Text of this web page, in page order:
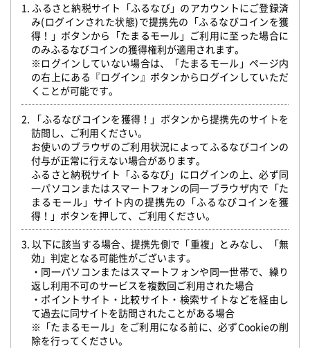
1. ふるさと納税サイト「ふるなび」のアカウントにご登録済
み(ログインされた状態)で提携先の「ふるなびコインを獲
得！」ボタンから「たまるモール」ご利用に至った場合に
のみふるなびコインの獲得権利が適用されます。
※ログインしていない場合は、「たまるモール」ページ内
の右上にある『ログイン』ボタンからログインしていただ
くことが可能です。
2. 「ふるなびコインを獲得！」ボタンから提携先のサイトを
訪問し、ご利用ください。
お使いのブラウザのご利用状況によってふるなびコインの
付与が正常に行えない場合があります。
ふるさと納税サイト「ふるなび」にログインの上、必ず同
一パソコンまたはスマートフォンの同一ブラウザ内で「た
まるモール」サイト内の提携先の「ふるなびコインを獲
得！」ボタンを押して、ご利用ください。
3. 以下に該当する場合、提携先側で「重複」とみなし、「無
効」判定となる可能性がございます。
・同一パソコンまたはスマートフォンや同一世帯で、繰り
返し利用不可のサービスを複数回ご利用された場合
・ポイントサイト・比較サイト・検索サイトなどを経由し
て過去に同サイトを訪問されたことがある場合
※「たまるモール」をご利用になる前に、必ずCookieの削
除を行ってください。